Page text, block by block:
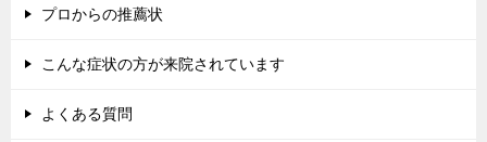
プロからの推薦状
こんな症状の方が来院されています
よくある質問